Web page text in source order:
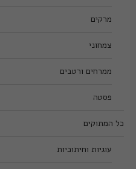
מרקים
צמחוני
ממרחים ורטבים
פסטה
כל המתוקים
עוגיות וחיתוכיות